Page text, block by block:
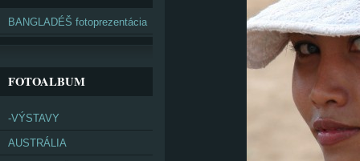
BANGLADÉŠ fotoprezentácia
FOTOALBUM
-VÝSTAVY
AUSTRÁLIA